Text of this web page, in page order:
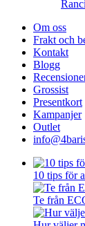
Om oss
Frakt och
Kontakt
Blogg
Grossist
Presentkort
Kampanjer
Outlet
10 tips för
Te från